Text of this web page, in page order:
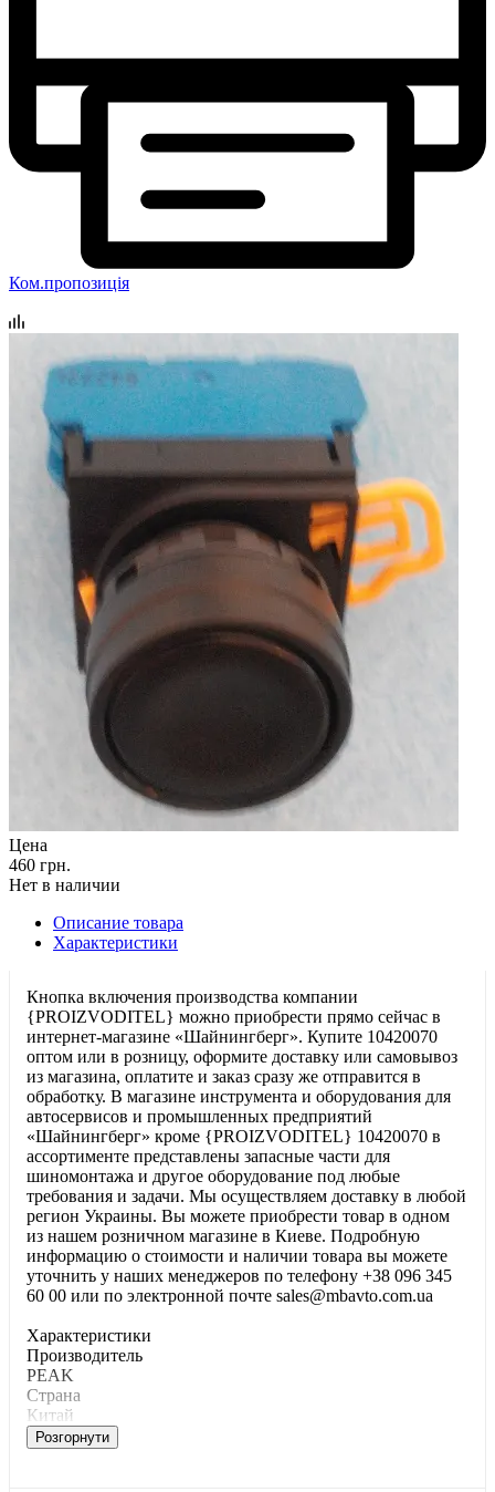
Ком.пропозиція
Цена
460 грн.
Нет в наличии
Описание товара
Характеристики
Кнопка включения производства компании
{PROIZVODITEL} можно приобрести прямо сейчас в
интернет-магазине «Шайнингберг». Купите 10420070
оптом или в розницу, оформите доставку или самовывоз
из магазина, оплатите и заказ сразу же отправится в
обработку. В магазине инструмента и оборудования для
автосервисов и промышленных предприятий
«Шайнингберг» кроме {PROIZVODITEL} 10420070 в
ассортименте представлены запасные части для
шиномонтажа и другое оборудование под любые
требования и задачи. Мы осуществляем доставку в любой
регион Украины. Вы можете приобрести товар в одном
из нашем розничном магазине в Киеве. Подробную
информацию о стоимости и наличии товара вы можете
уточнить у наших менеджеров по телефону +38 096 345
60 00 или по электронной почте sales@mbavto.com.ua
Характеристики
Производитель
PEAK
Страна
Китай
Розгорнути